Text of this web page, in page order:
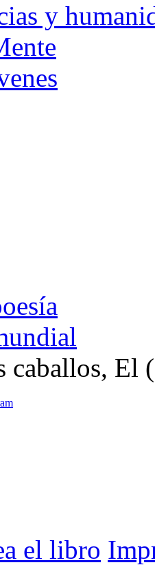
y
caballos, El
el libro